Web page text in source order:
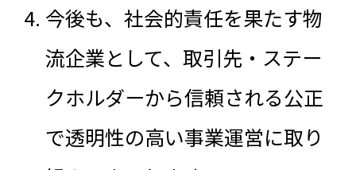
今後も、社会的責任を果たす物
流企業として、取引先・ステー
クホルダーから信頼される公正
で透明性の高い事業運営に取り